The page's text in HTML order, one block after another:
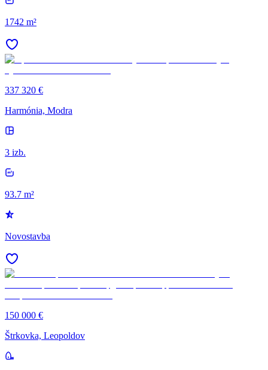
1742 m²
337 320 €
Harmónia, Modra
3 izb.
93.7 m²
Novostavba
150 000 €
Štrkovka, Leopoldov